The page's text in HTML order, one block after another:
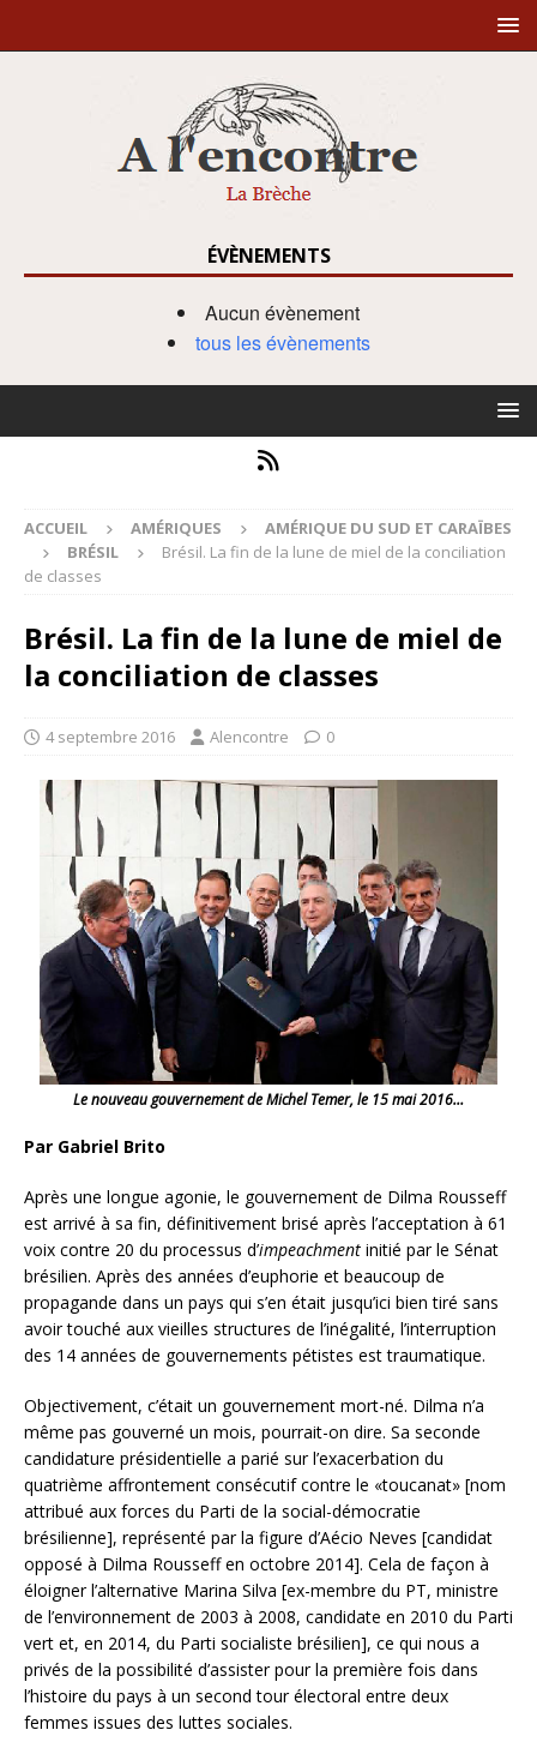
ÉVÈNEMENTS
Aucun évènement
tous les évènements
ACCUEIL AMÉRIQUES
AMÉRIQUE DU SUD ET CARAÏBES
BRÉSIL
Brésil. La fin de la lune de miel de la conciliation
de classes
Brésil. La fin de la lune de miel de
la conciliation de classes
4 septembre 2016 Alencontre 0
Le nouveau gouvernement de Michel Temer, le 15 mai 2016…
Par Gabriel Brito
Après une longue agonie, le gouvernement de Dilma Rousseff
est arrivé à sa fin, définitivement brisé après l’acceptation à 61
voix contre 20 du processus d’impeachment initié par le Sénat
brésilien. Après des années d’euphorie et beaucoup de
propagande dans un pays qui s’en était jusqu’ici bien tiré sans
avoir touché aux vieilles structures de l’inégalité, l’interruption
des 14 années de gouvernements pétistes est traumatique.
Objectivement, c’était un gouvernement mort-né. Dilma n’a
même pas gouverné un mois, pourrait-on dire. Sa seconde
candidature présidentielle a parié sur l’exacerbation du
quatrième affrontement consécutif contre le «toucanat» [nom
attribué aux forces du Parti de la social-démocratie
brésilienne], représenté par la figure d’Aécio Neves [candidat
opposé à Dilma Rousseff en octobre 2014]. Cela de façon à
éloigner l’alternative Marina Silva [ex-membre du PT, ministre
de l’environnement de 2003 à 2008, candidate en 2010 du Parti
vert et, en 2014, du Parti socialiste brésilien], ce qui nous a
privés de la possibilité d’assister pour la première fois dans
l’histoire du pays à un second tour électoral entre deux
femmes issues des luttes sociales.